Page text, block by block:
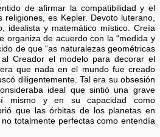
de afirmar la compatibilidad y el
es Kepler. Devoto luterano,
idealista y matemático místico. Creía
organiza de acuerdo con la “medida y
de que “as naturalezas geométricas
Creador el modelo para decorar el
que nada en el mundo fue creado
diligentemente. Tal era su obsesión
ideal que sintió una grave
mismo y en su capacidad como
que las órbitas de los planetas en
totalmente perfectas como entendía